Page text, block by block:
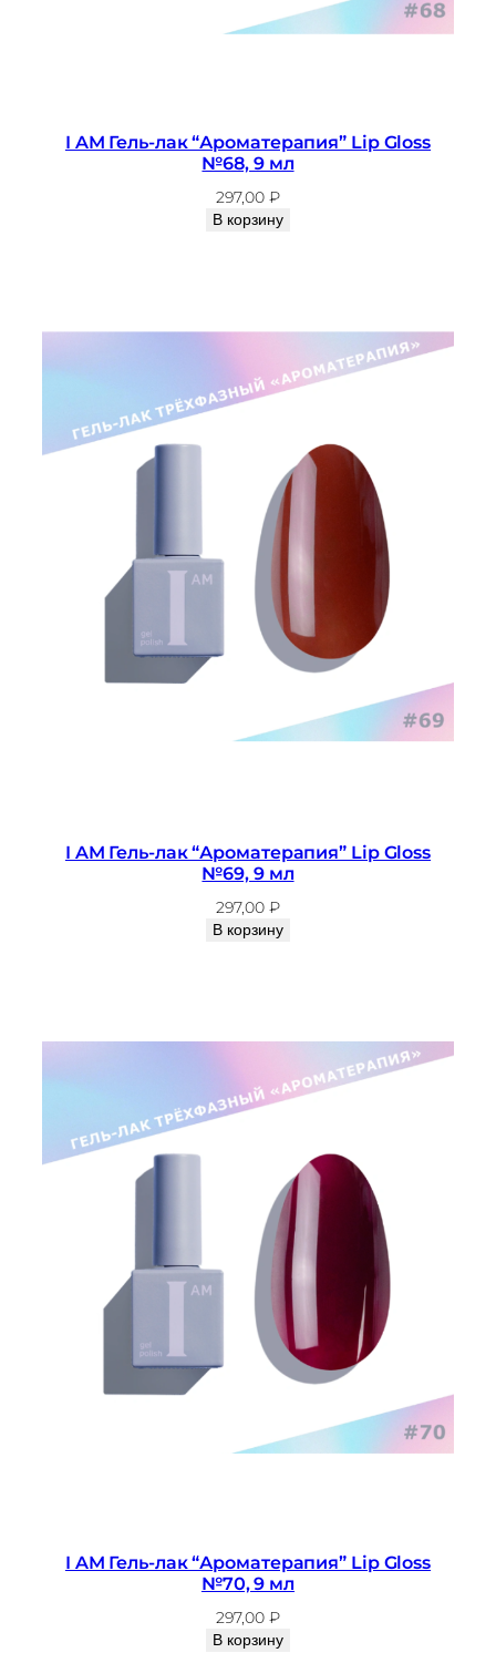
I AM Гель-лак “Ароматерапия” Lip Gloss
№68, 9 мл
297,00 ₽
В корзину
I AM Гель-лак “Ароматерапия” Lip Gloss
№69, 9 мл
297,00 ₽
В корзину
I AM Гель-лак “Ароматерапия” Lip Gloss
№70, 9 мл
297,00 ₽
В корзину